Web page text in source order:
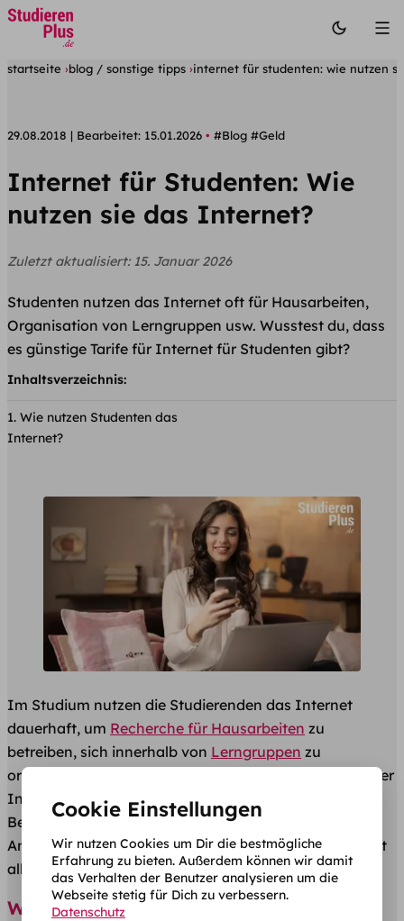
startseite blog / sonstige tipps internet für studenten: wie nutzen
29.08.2018 Bearbeitet: 15.01.2026 #Blog #Geld
Internet für Studenten: Wie
nutzen sie das Internet?
Zuletzt aktualisiert: 15. Januar 2026
Studenten nutzen das Internet oft für Hausarbeiten,
Organisation von Lerngruppen usw. Wusstest du, dass
es günstige Tarife für Internet für Studenten gibt?
Inhaltsverzeichnis:
Wie nutzen Studenten das
Internet?
Im Studium nutzen die Studierenden das Internet
dauerhaft, um Recherche für Hausarbeiten zu
betreiben, sich innerhalb von Lerngruppen zu
organisieren und um das Studium über die Websites der
Institute und der Universität zu planen. Von der
Bewerbung über die Immatrikulation bis hin zur
Anmeldung von Prüfungen oder derNotenübersicht
ist
alles über das Internet geregelt.
Wie nutzen Studenten das Internet?
Cookie Einstellungen
Wir nutzen Cookies um Dir die bestmögliche
Erfahrung zu bieten. Außerdem können wir damit
das Verhalten der Benutzer analysieren um die
Webseite stetig für Dich zu verbessern.
Datenschutz